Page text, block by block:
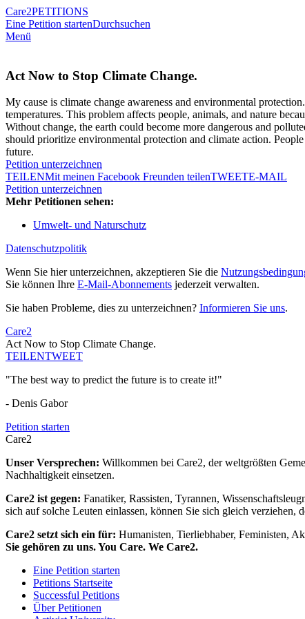
Care2PETITIONS
Eine Petition startenDurchsuchen
Menü
Act Now to Stop Climate Change.
My cause is climate change awareness and environmental
temperatures. This problem affects people, animals, and nature
Without change, the earth could become more dangerous and
should prioritize environmental protection and climate action.
future.
Petition unterzeichnen
TEILENMit meinen Facebook Freunden teilenTWEETE-MAIL
Petition unterzeichnen
Mehr Petitionen sehen:
Umwelt- und Naturschutz
Datenschutzpolitik
Wenn Sie hier unterzeichnen, akzeptieren Sie die
Sie können Ihre E-Mail-Abonnements jederzeit verwalten.
Sie haben Probleme, dies zu unterzeichnen? Informieren Sie uns.
Care2
Act Now to Stop Climate Change.
TEILENTWEET
"The best way to predict the future is to create it!"
- Denis Gabor
Petition starten
Care2
Unser Versprechen: Willkommen bei Care2, der weltgrößten
Nachhaltigkeit einsetzen.
Care2 ist gegen: Fanatiker, Rassisten, Tyrannen,
sich auf solche Leuten einlassen, können Sie sich gleich verziehen,
Care2 setzt sich ein für: Humanisten, Tierliebhaber, Feministen,
Sie gehören zu uns. You Care. We Care2.
Eine Petition starten
Petitions Startseite
Successful Petitions
Über Petitionen